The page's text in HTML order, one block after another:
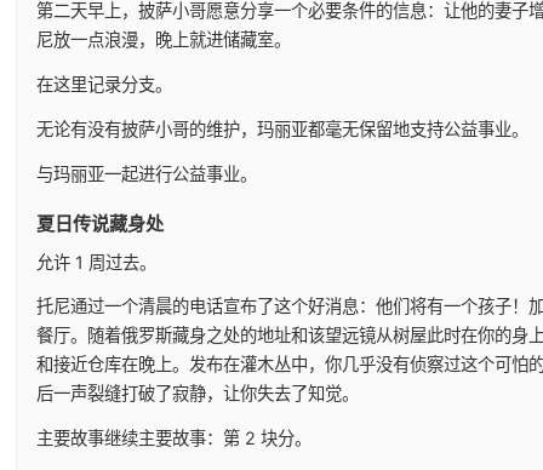
第二天早上，披萨小哥愿意分享一个必要条件的信息：让他的妻子
尼放一点浪漫，晚上就进储藏室。
在这里记录分支。
无论有没有披萨小哥的维护，玛丽亚都毫无保留地支持公益事业。
与玛丽亚一起进行公益事业。
夏日传说藏身处
允许 1 周过去。
托尼通过一个清晨的电话宣布了这个好消息：他们将有一个孩子！
餐厅。随着俄罗斯藏身之处的地址和该望远镜从树屋此时在你的身
和接近仓库在晚上。发布在灌木丛中，你几乎没有侦察过这个可怕
后一声裂缝打破了寂静，让你失去了知觉。
主要故事继续主要故事：第 2 块分。